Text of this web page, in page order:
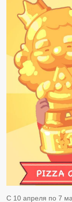
C 10 апреля по 7